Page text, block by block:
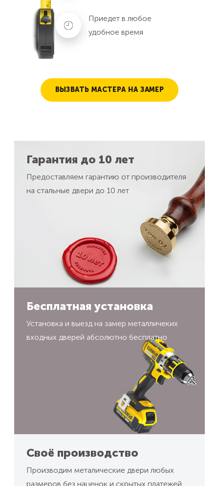
Приедет в любое
удобное время
ВЫЗВАТЬ МАСТЕРА НА ЗАМЕР
Гарантия до 10 лет
Предоставляем гарантию от производителя
на стальные двери до 10 лет
Бесплатная установка
Установка и выезд на замер металличеких
входных дверей абсолютно бесплатно
Своё производство
Производим металические двери любых
размеров без наценок и скрытых платежей